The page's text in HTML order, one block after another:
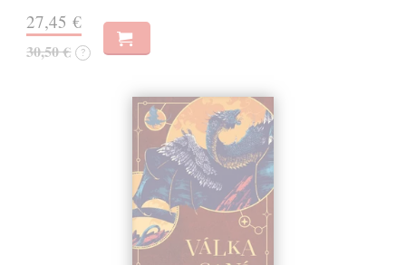
27,45 €
30,50 € ?